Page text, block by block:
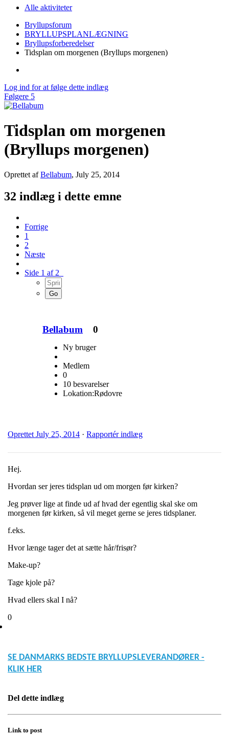
Alle aktiviteter
Bryllupsforum
BRYLLUPSPLANLÆGNING
Bryllupsforberedelser
Tidsplan om morgenen (Bryllups morgenen)
Log ind for at følge dette indlæg
Følgere 5
Tidsplan om morgenen
(Bryllups morgenen)
Oprettet afBellabum, July 25, 2014
32 indlæg i dette emne
Forrige
1
2
Næste
Side 1 af 2
Bellabum 0
Ny bruger
Medlem
0
10 besvarelser
Lokation:Rødovre
Oprettet July 25, 2014 · Rapportér indlæg
Hej.
Hvordan ser jeres tidsplan ud om morgen før kirken?
Jeg prøver lige at finde ud af hvad der egentlig skal ske om
morgenen før kirken, så vil meget gerne se jeres tidsplaner.
f.eks.
Hvor længe tager det at sætte hår/frisør?
Make-up?
Tage kjole på?
Hvad ellers skal I nå?
0
SE DANMARKS BEDSTE BRYLLUPSLEVERANDØRER -
KLIK HER
Del dette indlæg
Link to post